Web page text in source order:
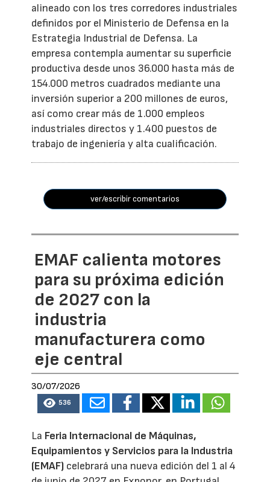
alineado con los tres corredores industriales
definidos por el Ministerio de Defensa en la
Estrategia Industrial de Defensa. La
empresa contempla aumentar su superficie
productiva desde unos 36.000 hasta más de
154.000 metros cuadrados mediante una
inversión superior a 200 millones de euros,
así como crear más de 1.000 empleos
industriales directos y 1.400 puestos de
trabajo de ingeniería y alta cualificación.
ver/escribir comentarios
EMAF calienta motores
para su próxima edición
de 2027 con la
industria
manufacturera como
eje central
30/07/2026
536
La Feria Internacional de Máquinas,
Equipamientos y Servicios para la Industria
(EMAF) celebrará una nueva edición del 1 al 4